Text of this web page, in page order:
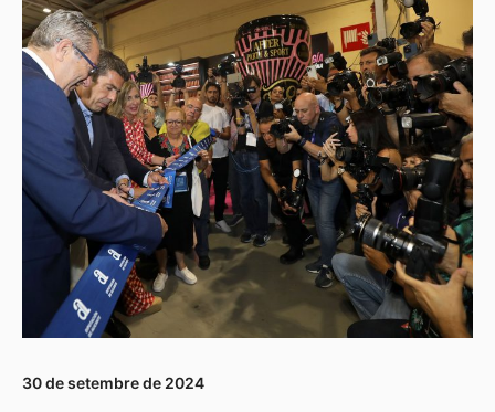
30 de setembre de 2024